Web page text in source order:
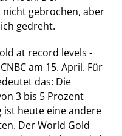
gebrochen, aber
gedreht.
at record levels -
am 15. April. Für
das: Die
3 bis 5 Prozent
ist heute eine andere
Der World Gold